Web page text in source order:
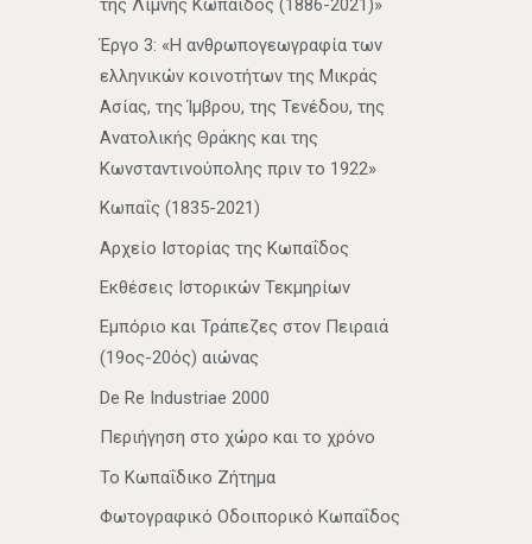
της Λίμνης Κωπαΐδος (1886-2021)»
Έργο 3: «Η ανθρωπογεωγραφία των
ελληνικών κοινοτήτων της Μικράς
Ασίας, της Ίμβρου, της Τενέδου, της
Ανατολικής Θράκης και της
Κωνσταντινούπολης πριν το 1922»
Κωπαΐς (1835-2021)
Αρχείο Ιστορίας της Κωπαΐδος
Εκθέσεις Ιστορικών Τεκμηρίων
Εμπόριο και Τράπεζες στον Πειραιά
(19ος-20ός) αιώνας
De Re Industriae 2000
Περιήγηση στο χώρο και το χρόνο
Το Κωπαΐδικο Ζήτημα
Φωτογραφικό Οδοιπορικό Κωπαΐδος